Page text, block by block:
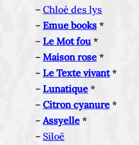
– Chloé des lys
– Emue books *
– Le Mot fou *
– Maison rose *
– Le Texte vivant*
– Lunatique *
– Citron cyanure *
– Assyelle *
– Siloë